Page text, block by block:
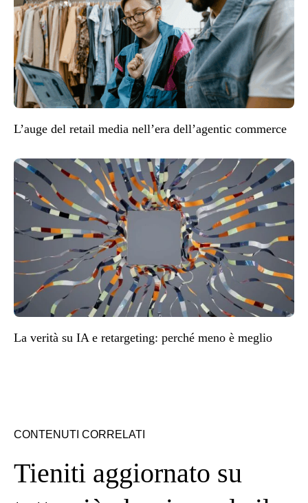
L’auge del retail media nell’era dell’agentic commerce
La verità su IA e retargeting: perché meno è meglio
CONTENUTI CORRELATI
Tieniti aggiornato su